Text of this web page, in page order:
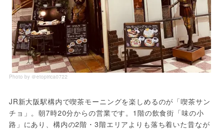
Photo by ＠etopirica0722
JR新大阪駅構内で喫茶モーニングを楽しめるのが「喫茶サン
チョ」。朝7時20分からの営業です。1階の飲食街「味の小
路」にあり、構内の2階・3階エリアよりも落ち着いた昔なが